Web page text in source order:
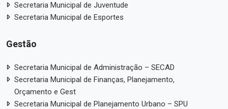
Secretaria Municipal de Juventude
Secretaria Municipal de Esportes
Gestão
Secretaria Municipal de Administração – SECAD
Secretaria Municipal de Finanças, Planejamento,
Orçamento e Gest
Secretaria Municipal de Planejamento Urbano – SPU